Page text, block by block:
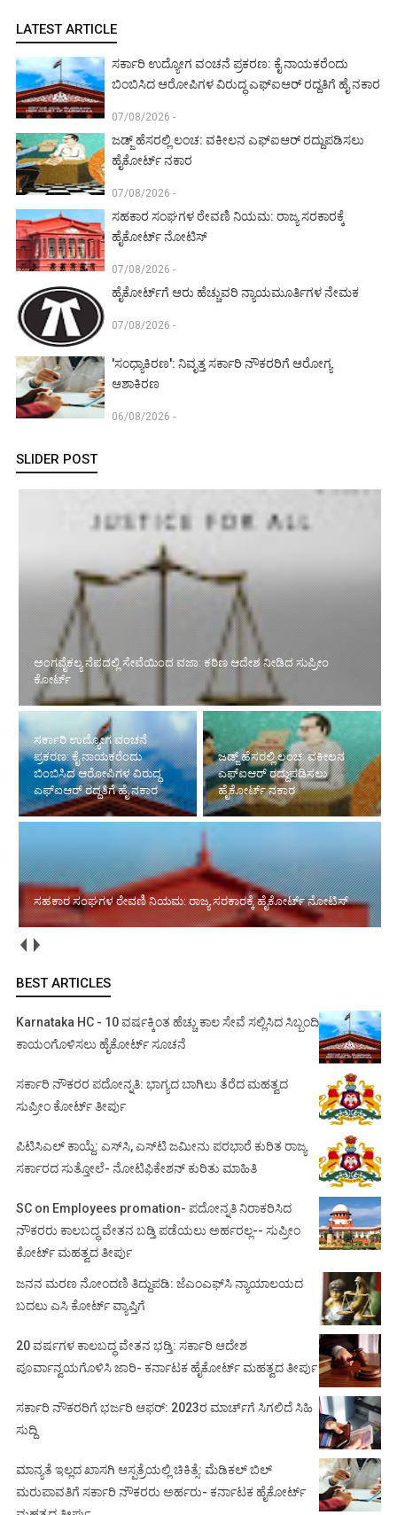
LATEST ARTICLE
ಸರ್ಕಾರಿ ಉದ್ಯೋಗ ವಂಚನೆ ಪ್ರಕರಣ: ಕೈ ನಾಯಕರೆಂದು
ಬಿಂಬಿಸಿದ ಆರೋಪಿಗಳ ವಿರುದ್ಧ ಎಫ್‌ಐಆರ್ ರದ್ದತಿಗೆ ಹೈ ನಕಾರ
07/08/2026 -
ಜಡ್ಜ್ ಹೆಸರಲ್ಲಿ ಲಂಚ: ವಕೀಲನ ಎಫ್‌ಐಆರ್ ರದ್ದುಪಡಿಸಲು
ಹೈಕೋರ್ಟ್ ನಕಾರ
07/08/2026 -
ಸಹಕಾರ ಸಂಘಗಳ ಠೇವಣಿ ನಿಯಮ: ರಾಜ್ಯ ಸರಕಾರಕ್ಕೆ
ಹೈಕೋರ್ಟ್ ನೋಟಿಸ್
07/08/2026 -
ಹೈಕೋರ್ಟ್‌ಗೆ ಆರು ಹೆಚ್ಚುವರಿ ನ್ಯಾಯಮೂರ್ತಿಗಳ ನೇಮಕ
07/08/2026 -
'ಸಂಧ್ಯಾಕಿರಣ': ನಿವೃತ್ತ ಸರ್ಕಾರಿ ನೌಕರರಿಗೆ ಆರೋಗ್ಯ
ಆಶಾಕಿರಣ
06/08/2026 -
SLIDER POST
ಸರ್ಕಾರಿ ಉದ್ಯೋಗ ವಂಚನೆ ಪ್ರಕರಣ: ಕೈ ನಾಯಕರೆಂದು ಬಿಂಬಿಸಿದ
ಆರೋಪಿಗಳ ವಿರುದ್ಧ ಎಫ್‌ಐಆರ್ ರದ್ದತಿಗೆ ಹೈ ನಕಾರ
ಜಡ್ಜ್ ಹೆಸರಲ್ಲಿ ಲಂಚ: ವಕೀಲನ
ಎಫ್‌ಐಆರ್ ರದ್ದುಪಡಿಸಲು
ಹೈಕೋರ್ಟ್ ನಕಾರ
ಸಹಕಾರ ಸಂಘಗಳ ಠೇವಣಿ ನಿಯಮ: ರಾಜ್ಯ
ಸರಕಾರಕ್ಕೆ ಹೈಕೋರ್ಟ್ ನೋಟಿಸ್
ಹೈಕೋರ್ಟ್‌ಗೆ ಆರು ಹೆಚ್ಚುವರಿ ನ್ಯಾಯಮೂರ್ತಿಗಳ ನೇಮಕ
BEST ARTICLES
Karnataka HC - 10 ವರ್ಷಕ್ಕಿಂತ ಹೆಚ್ಚು ಕಾಲ ಸೇವೆ ಸಲ್ಲಿಸಿದ ಸಿಬ್ಬಂದಿ
ಕಾಯಂಗೊಳಿಸಲು ಹೈಕೋರ್ಟ್ ಸೂಚನೆ
ಸರ್ಕಾರಿ ನೌಕರರ ಪದೋನ್ನತಿ: ಭಾಗ್ಯದ ಬಾಗಿಲು ತೆರೆದ ಮಹತ್ವದ
ಸುಪ್ರೀಂ ಕೋರ್ಟ್ ತೀರ್ಪು
ಪಿಟಿಸಿಎಲ್ ಕಾಯ್ದೆ: ಎಸ್‌ಸಿ, ಎಸ್‌ಟಿ ಜಮೀನು ಪರಭಾರೆ ಕುರಿತ ರಾಜ್ಯ
ಸರ್ಕಾರದ ಸುತ್ತೋಲೆ- ನೋಟಿಫಿಕೇಶನ್‌ ಕುರಿತು ಮಾಹಿತಿ
SC on Employees promation- ಪದೋನ್ನತಿ ನಿರಾಕರಿಸಿದ
ನೌಕರರು ಕಾಲಬದ್ಧ ವೇತನ ಬಡ್ತಿ ಪಡೆಯಲು ಅರ್ಹರಲ್ಲ-- ಸುಪ್ರೀಂ
ಕೋರ್ಟ್ ಮಹತ್ವದ ತೀರ್ಪು
ಜನನ ಮರಣ ನೋಂದಣಿ ತಿದ್ದುಪಡಿ: ಜೆಎಂಎಫ್‌ಸಿ ನ್ಯಾಯಾಲಯದ
ಬದಲು ಎಸಿ ಕೋರ್ಟ್‌ ವ್ಯಾಪ್ತಿಗೆ
20 ವರ್ಷಗಳ ಕಾಲಬದ್ಧ ವೇತನ ಭಡ್ತಿ: ಸರ್ಕಾರಿ ಆದೇಶ
ಪೂರ್ವಾನ್ವಯಗೊಳಿಸಿ ಜಾರಿ- ಕರ್ನಾಟಕ ಹೈಕೋರ್ಟ್ ಮಹತ್ವದ ತೀರ್ಪು
ಸರ್ಕಾರಿ ನೌಕರರಿಗೆ ಭರ್ಜರಿ ಆಫರ್: 2023ರ ಮಾರ್ಚ್‌ಗೆ ಸಿಗಲಿದೆ ಸಿಹಿ
ಸುದ್ದಿ
ಮಾನ್ಯತೆ ಇಲ್ಲದ ಖಾಸಗಿ ಆಸ್ಪತ್ರೆಯಲ್ಲಿ ಚಿಕಿತ್ಸೆ: ಮೆಡಿಕಲ್ ಬಿಲ್
ಮರುಪಾವತಿಗೆ ಸರ್ಕಾರಿ ನೌಕರರು ಅರ್ಹರು- ಕರ್ನಾಟಕ ಹೈಕೋರ್ಟ್